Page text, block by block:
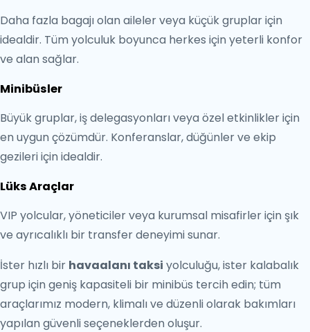
Daha fazla bagajı olan aileler veya küçük gruplar için
idealdir. Tüm yolculuk boyunca herkes için yeterli konfor
ve alan sağlar.
Minibüsler
Büyük gruplar, iş delegasyonları veya özel etkinlikler için
en uygun çözümdür. Konferanslar, düğünler ve ekip
gezileri için idealdir.
Lüks Araçlar
VIP yolcular, yöneticiler veya kurumsal misafirler için şık
ve ayrıcalıklı bir transfer deneyimi sunar.
İster hızlı bir havaalanı taksi yolculuğu, ister kalabalık
grup için geniş kapasiteli bir minibüs tercih edin; tüm
araçlarımız modern, klimalı ve düzenli olarak bakımları
yapılan güvenli seçeneklerden oluşur.